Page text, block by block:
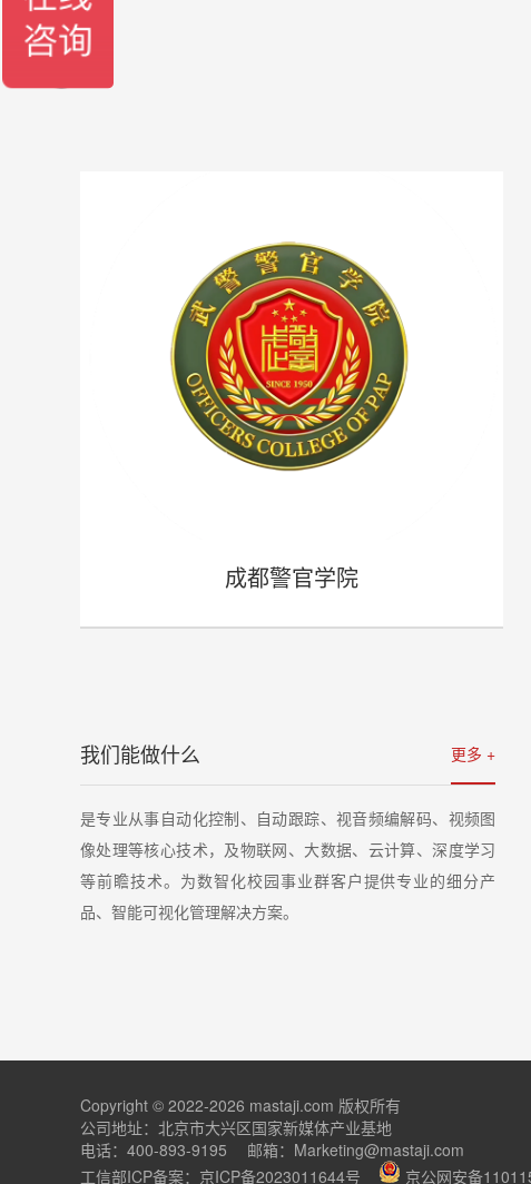
详情
成都警官学院
更多 +
我们能做什么
是专业从事自动化控制、自动跟踪、视音频编解码、视频图
像处理等核心技术，及物联网、大数据、云计算、深度学习
等前瞻技术。为数智化校园事业群客户提供专业的细分产
品、智能可视化管理解决方案。
Copyright © 2022-2026 mastaji.com 版权所有
公司地址：北京市大兴区国家新媒体产业基地
电话：400-893-9195 邮箱：Marketing@mastaji.com
工信部ICP备案： 京ICP备2023011644号 京公网安备